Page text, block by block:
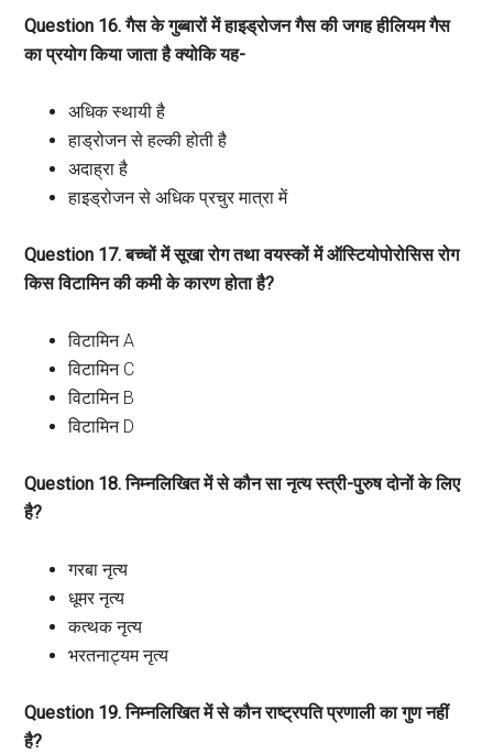
Question 16. गैस के गुब्बारों में हाइड्रोजन गैस की जगह हीलियम गैस
का प्रयोग किया जाता है क्योकि यह-
अधिक स्थायी है
हाड्रोजन से हल्की होती है
अदाह्रा है
हाइड्रोजन से अधिक प्रचुर मात्रा में
Question 17. बच्चों में सूखा रोग तथा वयस्कों में ऑस्टियोपोरोसिस रोग
किस विटामिन की कमी के कारण होता है?
विटामिन A
विटामिन C
विटामिन B
विटामिन D
Question 18. निम्नलिखित में से कौन सा नृत्य स्त्री-पुरुष दोनों के लिए
है?
गरबा नृत्य
धूमर नृत्य
कत्थक नृत्य
भरतनाट्यम नृत्य
Question 19. निम्नलिखित में से कौन राष्ट्रपति प्रणाली का गुण नहीं
है?